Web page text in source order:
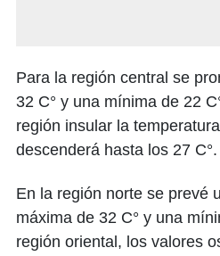
Para la región central se
32 C° y una mínima de 22
región insular la
descenderá hasta los 27 C°.
En la región norte se prevé
máxima de 32 C° y una
región oriental, los valores